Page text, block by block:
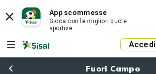
App scommesse
Gioca con le migliori quote
sportive.
Accedi
Fuori Campo